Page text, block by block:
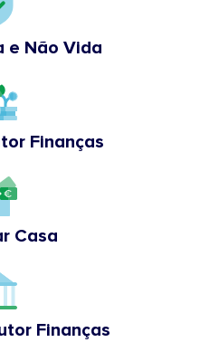
e Não Vida
Finanças
Casa
Finanças